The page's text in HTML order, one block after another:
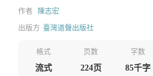
作者 陳志宏
出版方 臺灣道聲出版社
格式
流式
页数
224页
字数
85千字